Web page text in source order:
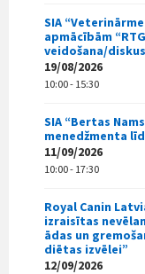
SIA
apmācībām
veidošana/
19/08/2026
10:00 - 15:30
SIA “Bertas
menedžmenta
11/09/2026
10:00 - 17:30
Royal Canin
izraisītas
ādas un
diētas izvēlei”
12/09/2026